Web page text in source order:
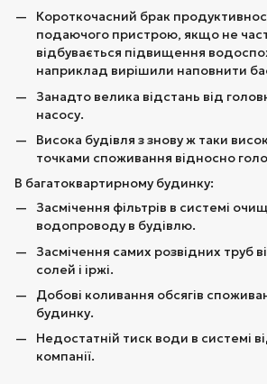
Короткочасний брак
подаючого пристрою, якщо не
відбувається підвищення
наприклад вирішили наповнити
Занадто велика відстань від
насосу.
Висока будівля з знову ж таки
точками споживання відносно
В багатоквартирному будинку:
Засмічення фільтрів в системі
водопроводу в будівлю.
Засмічення самих розвідних труб
солей і іржі.
Добові коливання обсягів
будинку.
Недостатній тиск води в системі
компанії.